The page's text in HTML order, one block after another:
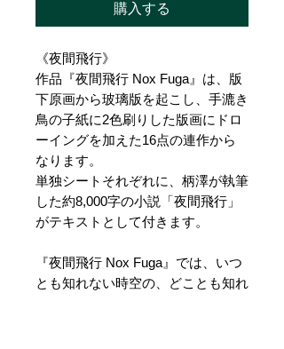
購入する
《夜間飛行》
作品『夜間飛行 Nox Fuga』は、版
下原画から玻璃版を起こし、手漉き
鳥の子紙に2色刷りした版画にドロ
ーイングを加えた16点の連作から
なります。
単独シートそれぞれに、柄澤が執筆
した約8,000字の小説「夜間飛行」
がテキストとして付きます。
『夜間飛行 Nox Fuga』では、いつ
とも知れない時空の、どことも知れ